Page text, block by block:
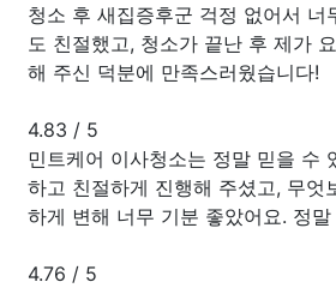
청소 후 새집증후군 걱정 없어서 너
도 친절했고, 청소가 끝난 후 제가
해 주신 덕분에 만족스러웠습니다!
4.83 / 5
민트케어 이사청소는 정말 믿을 수
하고 친절하게 진행해 주셨고, 무엇
하게 변해 너무 기분 좋았어요. 정말
4.76 / 5